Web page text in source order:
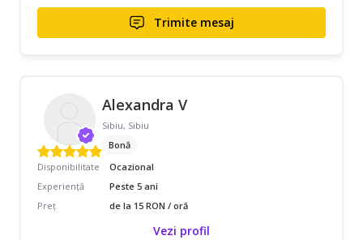
Trimite mesaj
Alexandra V
Sibiu, Sibiu
Bonă
Disponibilitate
Ocazional
Experiență
Peste 5 ani
Preț
de la 15 RON / oră
Vezi profil